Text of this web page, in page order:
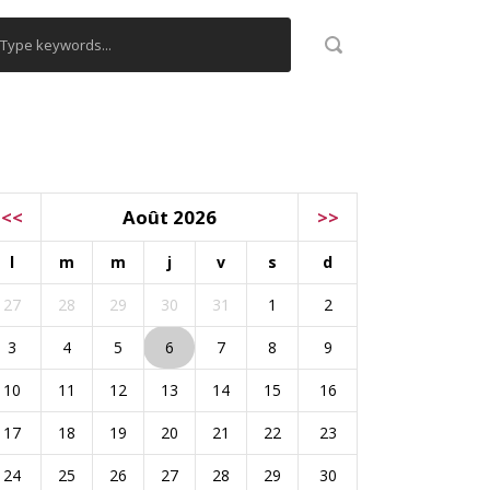
<< Août 2026 >>
l m m j v s d
27 28 29 30 31 1 2
3 4 5 6 7 8 9
10 11 12 13 14 15 16
17 18 19 20 21 22 23
24 25 26 27 28 29 30